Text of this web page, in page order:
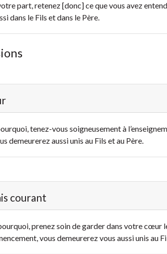
part, retenez [donc] ce que vous avez
dans le Fils et dans le Père.
tenez-vous soigneusement à
demeurerez aussi unis au Fils et au Père.
courant
prenez soin de garder dans votre cœur
vous demeurerez vous aussi unis au